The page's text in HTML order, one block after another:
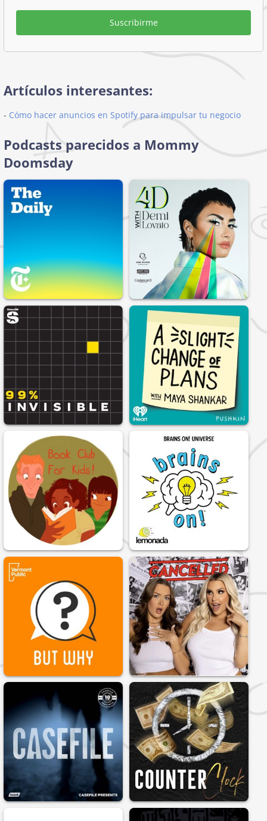
Suscribirme
Artículos interesantes:
- Cómo hacer anuncios en Spotify para impulsar tu negocio
Podcasts parecidos a Mommy
Doomsday